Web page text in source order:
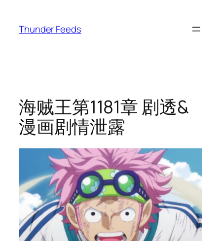
Thunder Feeds
海贼王第1181章 剧透&
漫画剧情泄露